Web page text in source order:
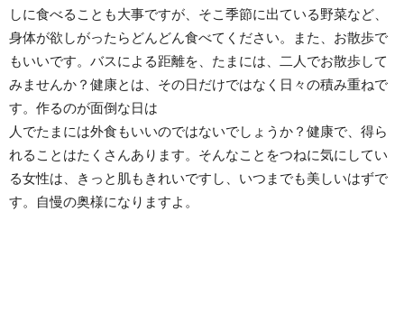
しに食べることも大事ですが、そこ季節に出ている野菜など、
身体が欲しがったらどんどん食べてください。また、お散歩で
もいいです。バスによる距離を、たまには、二人でお散歩して
みませんか？健康とは、その日だけではなく日々の積み重ねで
す。作るのが面倒な日は
人でたまには外食もいいのではないでしょうか？健康で、得ら
れることはたくさんあります。そんなことをつねに気にしてい
る女性は、きっと肌もきれいですし、いつまでも美しいはずで
す。自慢の奥様になりますよ。